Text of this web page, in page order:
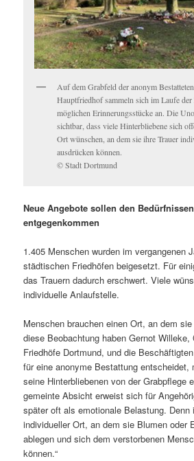
Auf dem Grabfeld der anonym
Hauptfriedhof sammeln sich im Laufe der
möglichen Erinnerungsstücke an. Die
sichtbar, dass viele Hinterbliebene sich
Ort wünschen, an dem sie ihre Trauer
ausdrücken können.
© Stadt Dortmund
Neue Angebote sollen den
entgegenkommen
1.405 Menschen wurden im vergangenen
städtischen Friedhöfen beigesetzt. Für
das Trauern dadurch erschwert. Viele
individuelle Anlaufstelle.
Menschen brauchen einen Ort, an dem
diese Beobachtung haben Gernot
Friedhöfe Dortmund, und die
für eine anonyme Bestattung entscheidet,
seine Hinterbliebenen von der Grabpflege
gemeinte Absicht erweist sich für
später oft als emotionale Belastung. Denn
individueller Ort, an dem sie Blumen oder
ablegen und sich dem verstorbenen
können.“